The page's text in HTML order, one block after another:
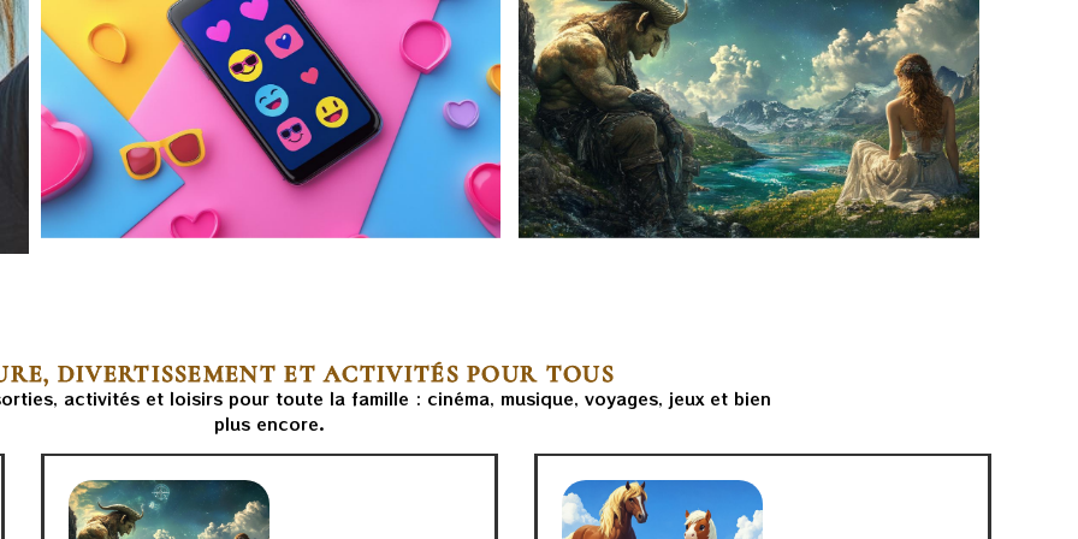
DIVERTISSEMENT ET ACTIVITÉS POUR TOUS
activités et loisirs pour toute la famille : cinéma, musique, voyages, jeux et bien
plus encore.